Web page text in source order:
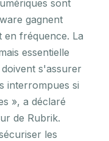
sont
gagnent
en fréquence. La
essentielle
s'assurer
interrompues si
», a déclaré
de Rubrik.
les